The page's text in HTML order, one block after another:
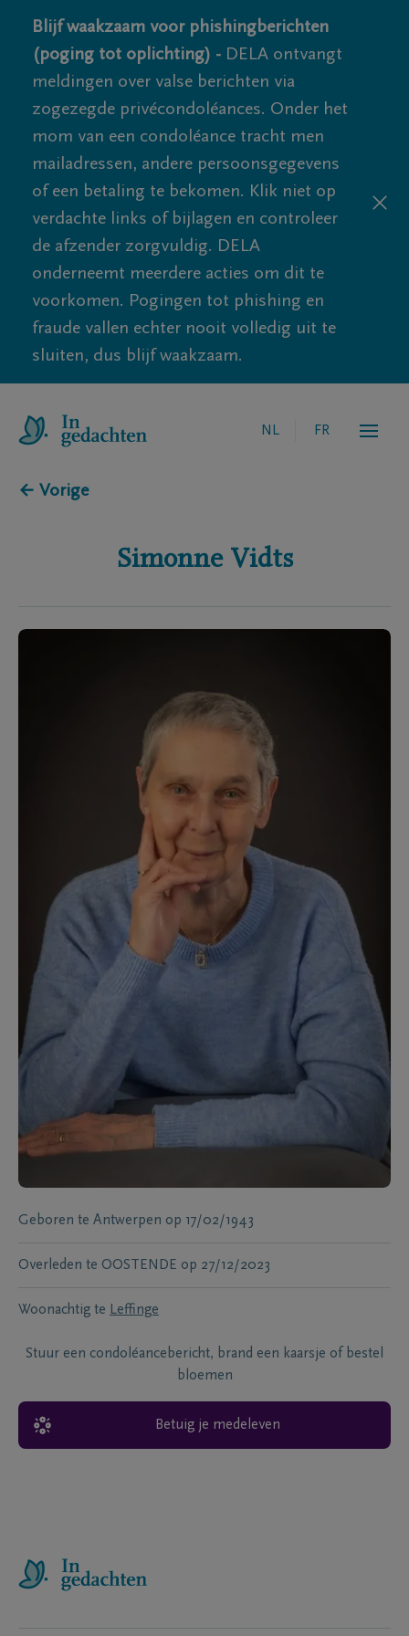
Blijf waakzaam voor phishingberichten
(poging tot oplichting) - DELA ontvangt
meldingen over valse berichten via
zogezegde privécondoléances. Onder het
mom van een condoléance tracht men
mailadressen, andere persoonsgegevens
of een betaling te bekomen. Klik niet op
verdachte links of bijlagen en controleer
de afzender zorgvuldig. DELA
onderneemt meerdere acties om dit te
voorkomen. Pogingen tot phishing en
fraude vallen echter nooit volledig uit te
sluiten, dus blijf waakzaam.
NL FR
← Vorige
Simonne Vidts
Geboren te Antwerpen op 17/02/1943
Overleden te OOSTENDE op 27/12/2023
Woonachtig te Leffinge
Stuur een condoléancebericht, brand een kaarsje of bestel
bloemen
Betuig je medeleven